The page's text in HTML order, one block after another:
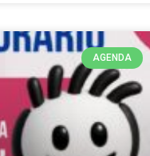
AGENDA